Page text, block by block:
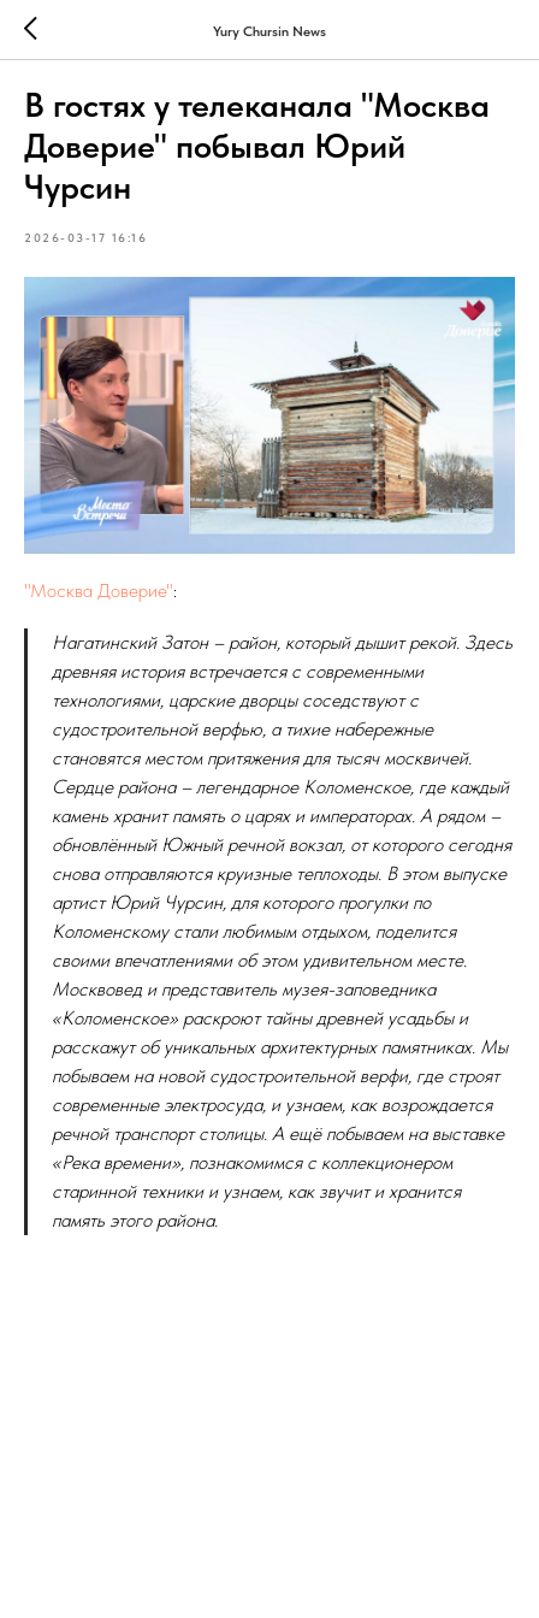
Yury Chursin News
В гостях у телеканала "Москва
Доверие" побывал Юрий
Чурсин
2026-03-17 16:16
"Москва Доверие":
Нагатинский Затон – район, который дышит рекой. Здесь
древняя история встречается с современными
технологиями, царские дворцы соседствуют с
судостроительной верфью, а тихие набережные
становятся местом притяжения для тысяч москвичей.
Сердце района – легендарное Коломенское, где каждый
камень хранит память о царях и императорах. А рядом –
обновлённый Южный речной вокзал, от которого сегодня
снова отправляются круизные теплоходы. В этом выпуске
артист Юрий Чурсин, для которого прогулки по
Коломенскому стали любимым отдыхом, поделится
своими впечатлениями об этом удивительном месте.
Москвовед и представитель музея-заповедника
«Коломенское» раскроют тайны древней усадьбы и
расскажут об уникальных архитектурных памятниках. Мы
побываем на новой судостроительной верфи, где строят
современные электросуда, и узнаем, как возрождается
речной транспорт столицы. А ещё побываем на выставке
«Река времени», познакомимся с коллекционером
старинной техники и узнаем, как звучит и хранится
память этого района.